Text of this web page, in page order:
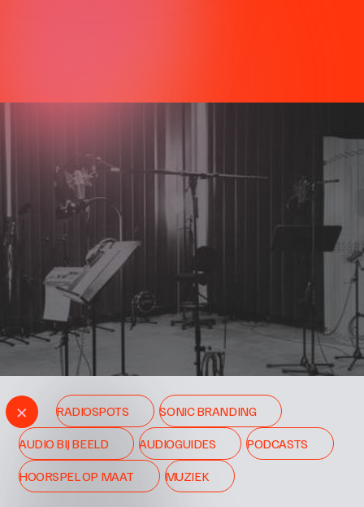
× RADIOSPOTS
SONIC BRANDING
AUDIO BIJ BEELD
AUDIOGUIDES
PODCASTS
HOORSPEL OP MAAT
MUZIEK